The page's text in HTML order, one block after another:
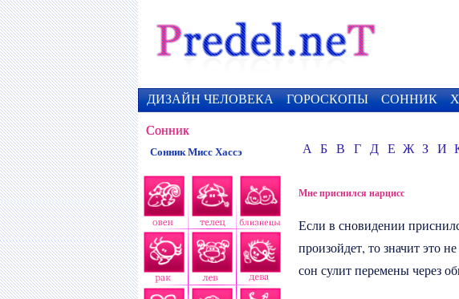
ДИЗАЙН ЧЕЛОВЕКА ГОРОСКОПЫ СОННИК
Сонник
Сонник Мисс Хассэ А Б В Г Д Е Ж З И
Мне приснился нарцисс
Если в сновидении
произойдет, то значит это
сон сулит перемены через